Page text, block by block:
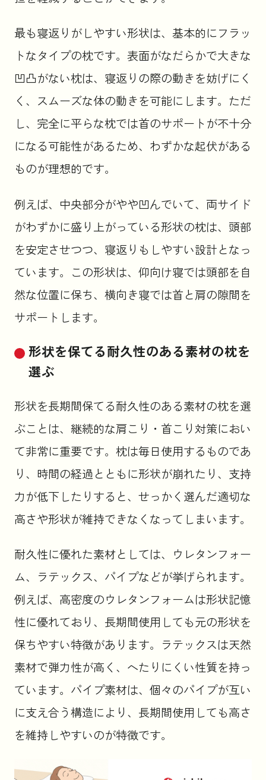
最も寝返りがしやすい形状は、基本的にフラッ
トなタイプの枕です。表面がなだらかで大きな
凹凸がない枕は、寝返りの際の動きを妨げにく
く、スムーズな体の動きを可能にします。ただ
し、完全に平らな枕では首のサポートが不十分
になる可能性があるため、わずかな起伏がある
ものが理想的です。
例えば、中央部分がやや凹んでいて、両サイド
がわずかに盛り上がっている形状の枕は、頭部
を安定させつつ、寝返りもしやすい設計となっ
ています。この形状は、仰向け寝では頭部を自
然な位置に保ち、横向き寝では首と肩の隙間を
サポートします。
形状を保てる耐久性のある素材の枕を
選ぶ
形状を長期間保てる耐久性のある素材の枕を選
ぶことは、継続的な肩こり・首こり対策におい
て非常に重要です。枕は毎日使用するものであ
り、時間の経過とともに形状が崩れたり、支持
力が低下したりすると、せっかく選んだ適切な
高さや形状が維持できなくなってしまいます。
耐久性に優れた素材としては、ウレタンフォー
ム、ラテックス、パイプなどが挙げられます。
例えば、高密度のウレタンフォームは形状記憶
性に優れており、長期間使用しても元の形状を
保ちやすい特徴があります。ラテックスは天然
素材で弾力性が高く、へたりにくい性質を持っ
ています。パイプ素材は、個々のパイプが互い
に支え合う構造により、長期間使用しても高さ
を維持しやすいのが特徴です。